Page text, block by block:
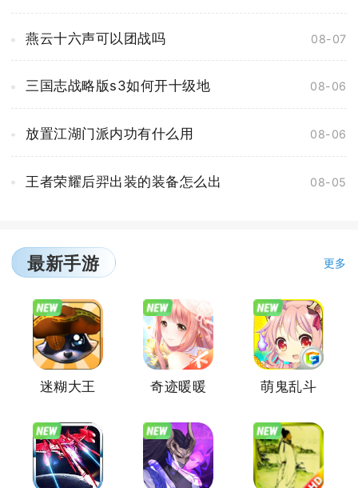
燕云十六声可以团战吗 08-07
三国志战略版s3如何开十级地 08-06
放置江湖门派内功有什么用 08-06
王者荣耀后羿出装的装备怎么出 08-05
最新手游 更多
迷糊大王 奇迹暖暖 萌鬼乱斗